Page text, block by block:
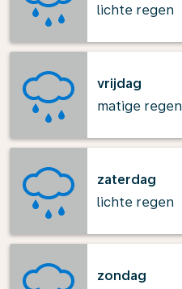
lichte regen
vrijdag
matige regen
zaterdag
lichte regen
zondag